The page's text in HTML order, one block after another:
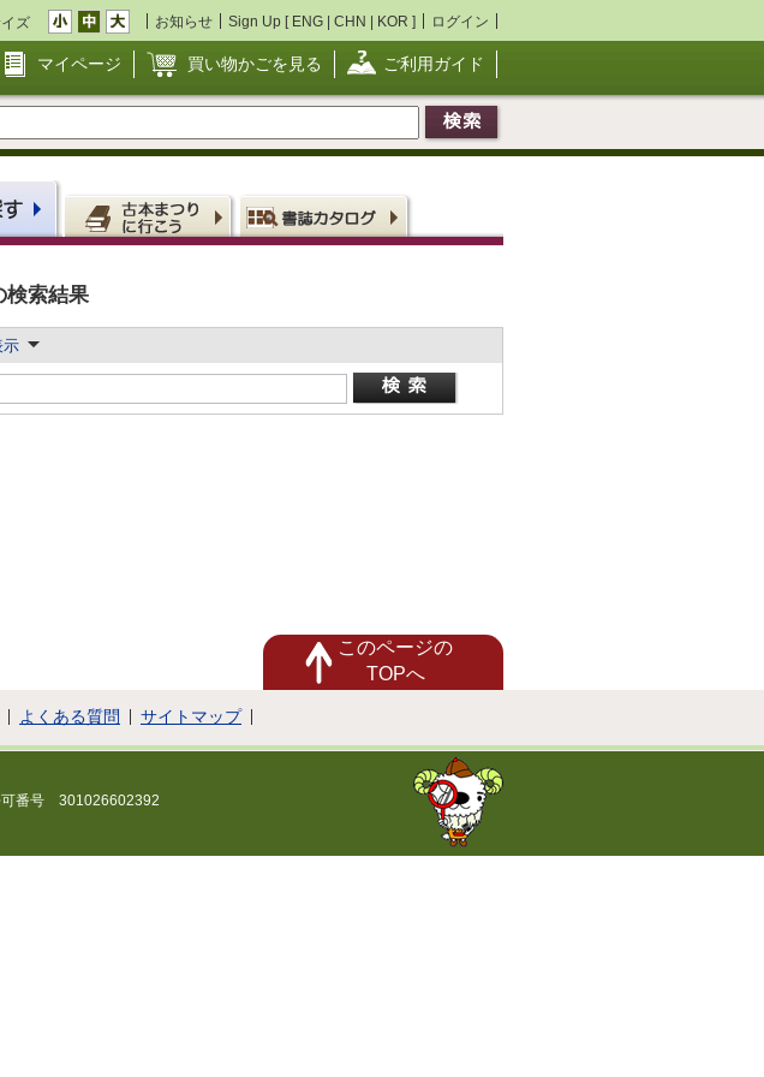
ズ お知らせ Sign Up [ ENG | CHN | KOR ] ログイン
マイページ 買い物かごを見る ご利用ガイド
検索結果
示
このページの
TOPへ
よくある質問 サイトマップ
番号 301026602392